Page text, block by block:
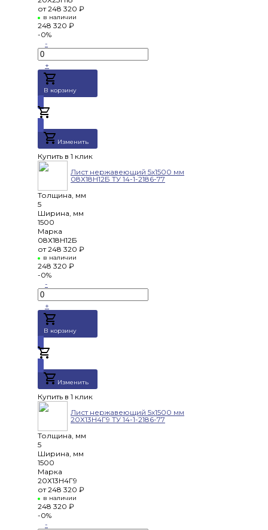
от 248 320 ₽
в наличии
248 320 ₽
-0%
-
+
В корзину
Изменить
Купить в 1 клик
Лист нержавеющий 5х1500 мм
08Х18Н12Б ТУ 14-1-2186-77
Толщина, мм
5
Ширина, мм
1500
Марка
08Х18Н12Б
от 248 320 ₽
в наличии
248 320 ₽
-0%
-
+
В корзину
Изменить
Купить в 1 клик
Лист нержавеющий 5х1500 мм
20Х13Н4Г9 ТУ 14-1-2186-77
Толщина, мм
5
Ширина, мм
1500
Марка
20Х13Н4Г9
от 248 320 ₽
в наличии
248 320 ₽
-0%
-